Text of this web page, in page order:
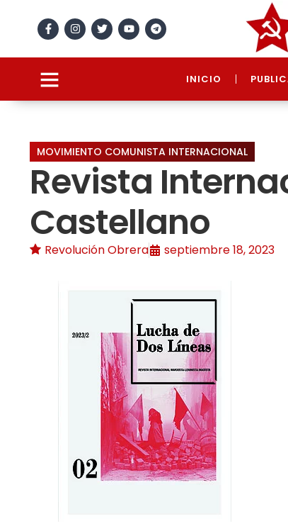
INICIO
MOVIMIENTO COMUNISTA INTERNACIONAL
Revista
Castellano
Revolución Obrera septiembre 18, 2023